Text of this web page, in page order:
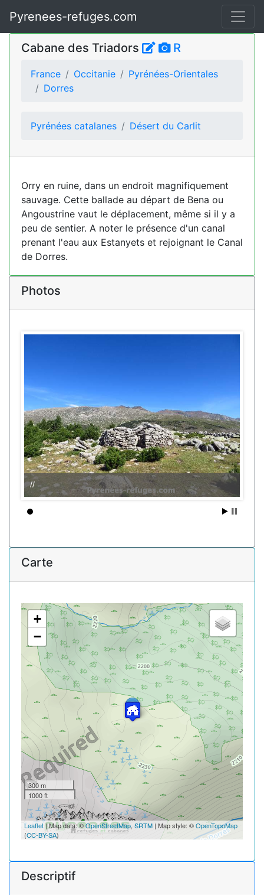
Pyrenees-refuges.com
Cabane des Triadors R
France Occitanie
Pyrénées-Orientales
Dorres
Pyrénées catalanes Désert du Carlit
Orry en ruine, dans un endroit magnifiquement
sauvage. Cette ballade au départ de Bena ou
Angoustrine vaut le déplacement, même si il y a
peu de sentier. A noter le présence d'un canal
prenant l'eau aux Estanyets et rejoignant le Canal
de Dorres.
Photos
//
Carte
+
−
300 m
1000 ft
Leaflet| Map data: ©OpenStreetMap, SRTM | Map style: ©OpenTopoMap
(CC-BY-SA)
Descriptif